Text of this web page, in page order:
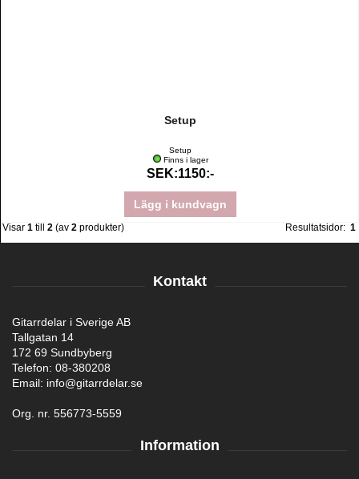
Setup
Setup
Finns i lager
SEK:1150:-
Lägg i kundvagn
Visar 1 till 2 (av 2 produkter) Resultatsidor: 1
Kontakt
Gitarrdelar i Sverige AB
Tallgatan 14
172 69 Sundbyberg
Telefon: 08-380208
Email: info@gitarrdelar.se
Org. nr. 556773-5559
Information